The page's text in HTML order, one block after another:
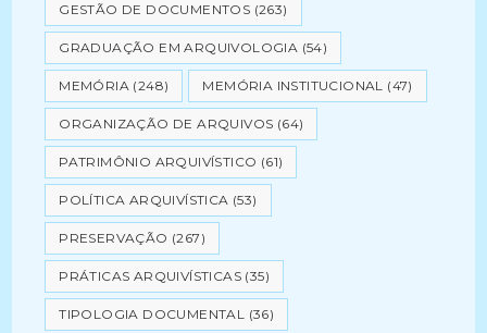
GESTÃO DE DOCUMENTOS (263)
GRADUAÇÃO EM ARQUIVOLOGIA (54)
MEMÓRIA (248) MEMÓRIA INSTITUCIONAL (47)
ORGANIZAÇÃO DE ARQUIVOS (64)
PATRIMÔNIO ARQUIVÍSTICO (61)
POLÍTICA ARQUIVÍSTICA (53)
PRESERVAÇÃO (267)
PRÁTICAS ARQUIVÍSTICAS (35)
TIPOLOGIA DOCUMENTAL (36)